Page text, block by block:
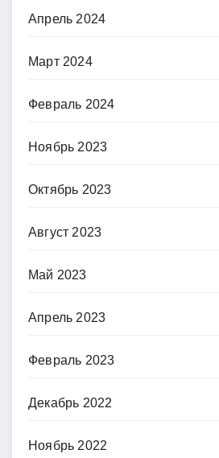
Апрель 2024
Март 2024
Февраль 2024
Ноябрь 2023
Октябрь 2023
Август 2023
Май 2023
Апрель 2023
Февраль 2023
Декабрь 2022
Ноябрь 2022